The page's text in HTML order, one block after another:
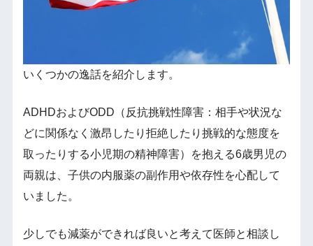
いくつかの逸話を紹介します。
ADHDおよびODD（反抗挑戦性障害：相手や状況な
どに関係なく激昂したり拒絶したり挑戦的な態度を
取ったりする小児期の精神障害）を抱える6歳男児の
両親は、子供の内服薬の副作用や依存性を心配して
いました。
少しでも減薬ができれば良いと考えて医師と相談し